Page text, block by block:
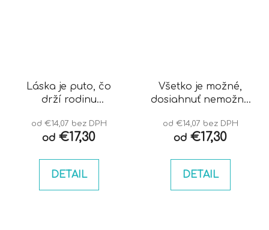
Láska je puto, čo
drží rodinu
od €14,07 bez DPH
od €17,30
DETAIL
Všetko je možné,
dosiahnuť nemožné
dlhšie
od €14,07 bez DPH
od €17,30
DETAIL